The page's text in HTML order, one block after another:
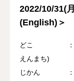
2022/10/31(
(English)＞
どこ ：京都
えんまち)
じかん ：17